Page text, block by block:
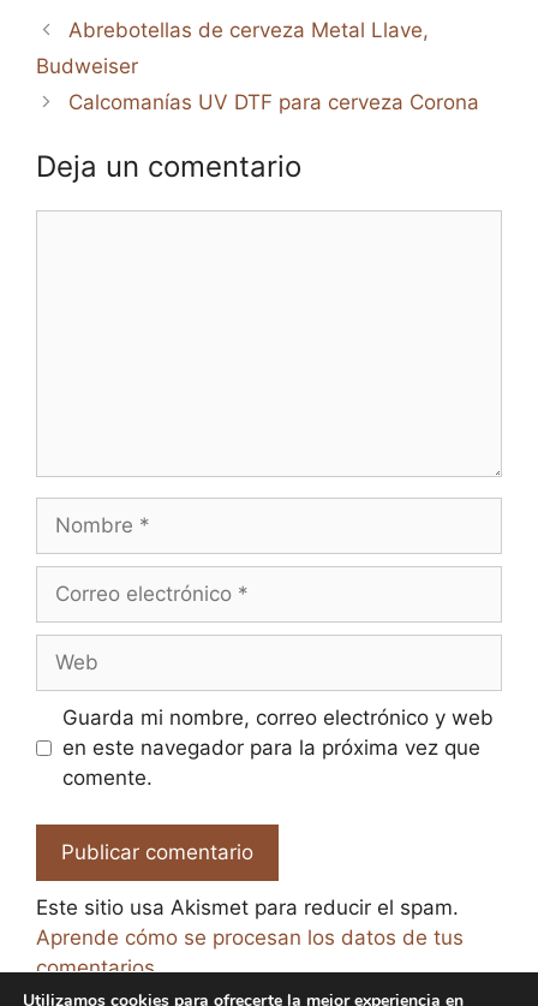
Abrebotellas de cerveza Metal Llave,
Budweiser
Calcomanías UV DTF para cerveza Corona
Deja un comentario
Nombre
Correo
Web
Guarda mi nombre, correo electrónico y web
en este navegador para la próxima vez que
comente.
Este sitio usa Akismet para reducir el spam.
Aprende cómo se procesan los datos de tus
comentarios.
Utilizamos cookies para ofrecerte la mejor experiencia en